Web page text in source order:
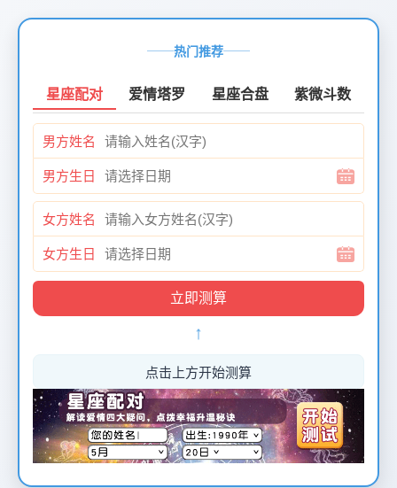
页
2026-
热门推荐
星座配对 爱情塔罗 星座合盘 紫微斗数
男方姓名
男方生日
女方姓名
女方生日
↑
点击上方开始测算